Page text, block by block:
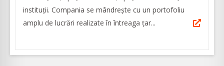
instituții. Compania se mândrește cu un portofoliu
amplu de lucrări realizate în întreaga țar...